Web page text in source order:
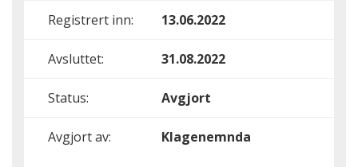
Registrert inn: 13.06.2022
Avsluttet: 31.08.2022
Status: Avgjort
Avgjort av: Klagenemnda